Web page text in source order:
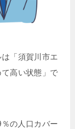
「須賀川市エ
高い状態」で
の人口カバー